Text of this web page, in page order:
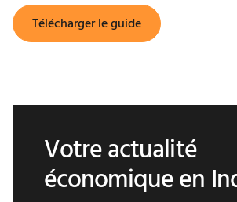
Télécharger le guide
Votre actualité
économique en